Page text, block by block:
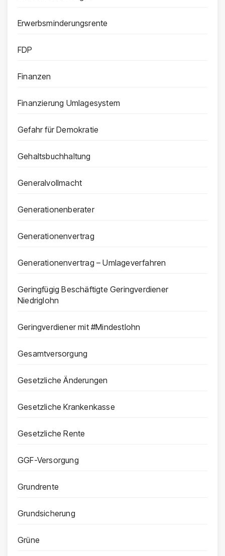
Erwerbsminderungsrente
FDP
Finanzen
Finanzierung Umlagesystem
Gefahr für Demokratie
Gehaltsbuchhaltung
Generalvollmacht
Generationenberater
Generationenvertrag
Generationenvertrag – Umlageverfahren
Geringfügig Beschäftigte Geringverdiener
Niedriglohn
Geringverdiener mit #Mindestlohn
Gesamtversorgung
Gesetzliche Änderungen
Gesetzliche Krankenkasse
Gesetzliche Rente
GGF-Versorgung
Grundrente
Grundsicherung
Grüne